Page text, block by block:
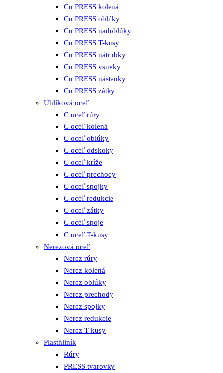
Cu PRESS kolená
Cu PRESS oblúky
Cu PRESS nadoblúky
Cu PRESS T-kusy
Cu PRESS nátrubky
Cu PRESS vsuvky
Cu PRESS nástenky
Cu PRESS zátky
Uhlíková oceľ
C oceľ rúry
C oceľ kolená
C oceľ oblúky
C oceľ odskoky
C oceľ kríže
C oceľ prechody
C oceľ spojky
C oceľ redukcie
C oceľ zátky
C oceľ spoje
C oceľ T-kusy
Nerezová oceľ
Nerez rúry
Nerez kolená
Nerez oblúky
Nerez prechody
Nerez spojky
Nerez redukcie
Nerez T-kusy
Plasthliník
Rúry
PRESS tvarovky